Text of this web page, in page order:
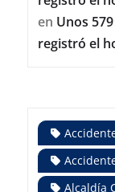
en Unos
registró el
Alcaldía